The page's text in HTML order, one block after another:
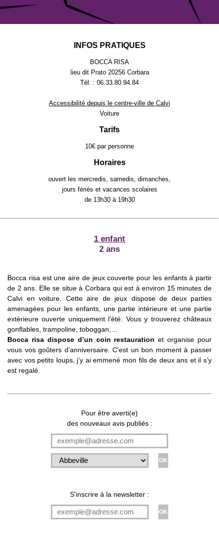
INFOS PRATIQUES
BOCCA RISA
lieu dit Prato 20256 Corbara
Tél. : 06.33.80.94.84
Accessibilité depuis le centre-ville de Calvi
Voiture
Tarifs
10€ par personne
Horaires
ouvert les mercredis, samedis, dimanches,
jours fériés et vacances scolaires
de 13h30 à 19h30
1 enfant
2 ans
Bocca risa est une aire de jeux couverte pour les enfants à partir
de 2 ans. Elle se situe à Corbara qui est à environ 15 minutes de
Calvi en voiture. Cette aire de jeux dispose de deux parties
amenagées pour les enfants, une partie intérieure et une partie
extérieure ouverte uniquement l’été. Vous y trouverez châteaux
gonflables, trampoline, toboggan,…
Bocca risa dispose d’un coin restauration et organise pour
vous vos goûters d’anniversaire. C’est un bon moment à passer
avec vos petits loups, j’y ai emmené mon fils de deux ans et il s’y
est regalé.
Pour être averti(e)
des nouveaux avis publiés :
S'inscrire à la newsletter :